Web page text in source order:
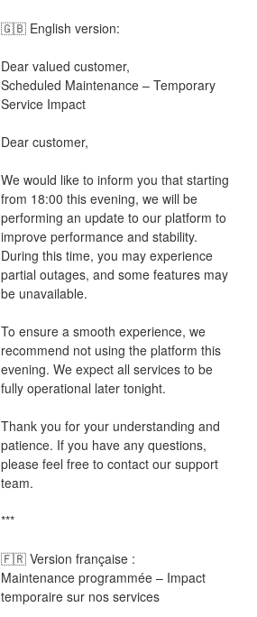
🇬🇧 English version:
Dear valued customer,
Scheduled Maintenance – Temporary
Service Impact
Dear customer,
We would like to inform you that starting
from 18:00 this evening, we will be
performing an update to our platform to
improve performance and stability.
During this time, you may experience
partial outages, and some features may
be unavailable.
To ensure a smooth experience, we
recommend not using the platform this
evening. We expect all services to be
fully operational later tonight.
Thank you for your understanding and
patience. If you have any questions,
please feel free to contact our support
team.
***
🇫🇷 Version française :
Maintenance programmée – Impact
temporaire sur nos services